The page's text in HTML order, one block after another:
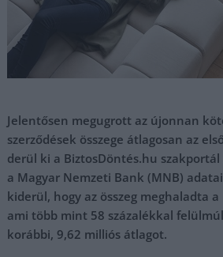
Jelentősen megugrott az újonnan
szerződések összege átlagosan az
derül ki a BiztosDöntés.hu
a Magyar Nemzeti Bank (MNB)
kiderül, hogy az összeg meghaladta
ami több mint 58 százalékkal
korábbi, 9,62 milliós átlagot.